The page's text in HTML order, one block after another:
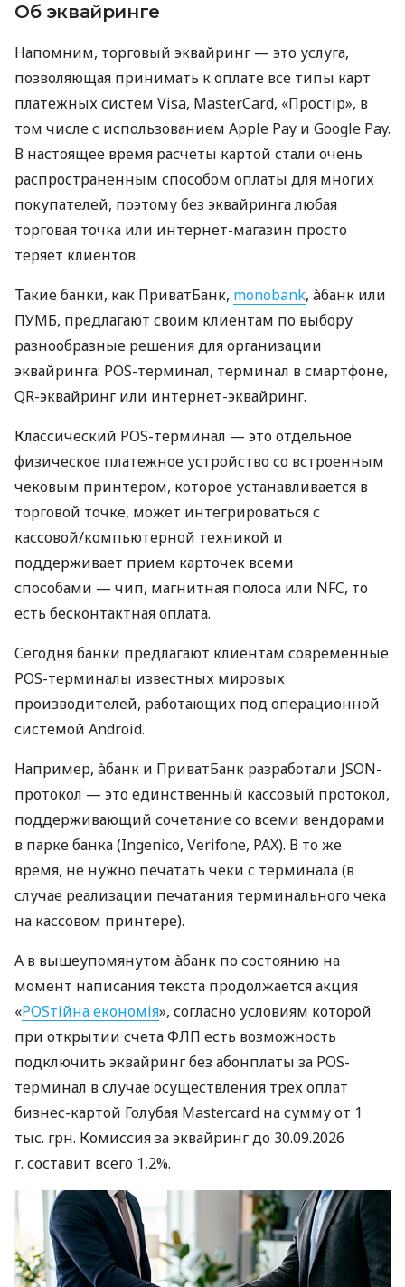
Об эквайринге
Напомним, торговый эквайринг — это услуга,
позволяющая принимать к оплате все типы карт
платежных систем Visa, MasterCard, «Простір», в
том числе с использованием Apple Pay и Google Pay.
В настоящее время расчеты картой стали очень
распространенным способом оплаты для многих
покупателей, поэтому без эквайринга любая
торговая точка или интернет-магазин просто
теряет клиентов.
Такие банки, как ПриватБанк, monobank, àбанк или
ПУМБ, предлагают своим клиентам по выбору
разнообразные решения для организации
эквайринга: POS-терминал, терминал в смартфоне,
QR-эквайринг или интернет-эквайринг.
Классический POS-терминал — это отдельное
физическое платежное устройство со встроенным
чековым принтером, которое устанавливается в
торговой точке, может интегрироваться с
кассовой/компьютерной техникой и
поддерживает прием карточек всеми
способами — чип, магнитная полоса или NFC, то
есть бесконтактная оплата.
Сегодня банки предлагают клиентам современные
POS-терминалы известных мировых
производителей, работающих под операционной
системой Android.
Например, àбанк и ПриватБанк разработали JSON-
протокол — это единственный кассовый протокол,
поддерживающий сочетание со всеми вендорами
в парке банка (Ingenico, Verifone, PAX). В то же
время, не нужно печатать чеки с терминала (в
случае реализации печатания терминального чека
на кассовом принтере).
А в вышеупомянутом àбанк по состоянию на
момент написания текста продолжается акция
«POSтійна економія», согласно условиям которой
при открытии счета ФЛП есть возможность
подключить эквайринг без абонплаты за POS-
терминал в случае осуществления трех оплат
бизнес-картой Голубая Mastercard на сумму от 1
тыс. грн. Комиссия за эквайринг до 30.09.2026
г. составит всего 1,2%.